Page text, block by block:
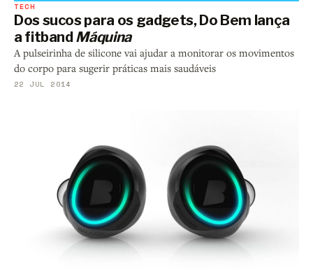
TECH
Dos sucos para os gadgets, Do Bem lança
a fitbandMáquina
A pulseirinha de silicone vai ajudar a monitorar os movimentos
do corpo para sugerir práticas mais saudáveis
22 JUL 2014